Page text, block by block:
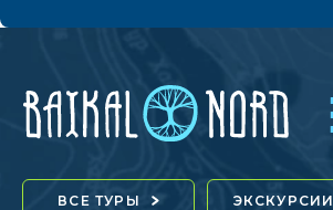
ВСЕ ТУРЫ ЭКСКУРСИИ